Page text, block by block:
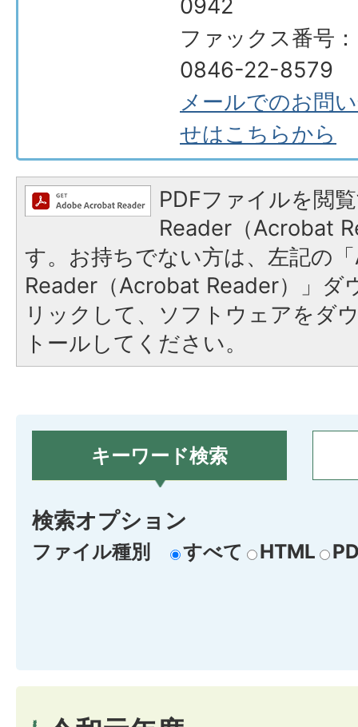
0942
ファックス番号：
0846-22-8579
メールでのお問
せはこちらから
PDFファイルを閲
Reader（Acrobat
す。お持ちでない方は、左記の
Reader（Acrobat Reader）」ダ
リックして、ソフトウェアをダ
トールしてください。
キーワード検索
検索オプション
ファイル種別 すべて HTML